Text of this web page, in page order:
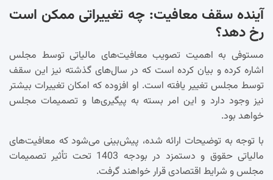
آینده سقف معافیت: چه تغییراتی ممکن است
رخ دهد؟
مستوفی به اهمیت تصویب معافیت‌های مالیاتی توسط مجلس
اشاره کرده و بیان کرده است که در سال‌های گذشته نیز این سقف
توسط مجلس تغییر یافته است. او افزوده که امکان تغییرات بیشتر
نیز وجود دارد و این امر بسته به پیگیری‌ها و تصمیمات مجلس
خواهد بود.
با توجه به توضیحات ارائه شده، پیش‌بینی می‌شود که معافیت‌های
مالیاتی حقوق و دستمزد در بودجه 1403 تحت تأثیر تصمیمات
مجلس و شرایط اقتصادی قرار خواهند گرفت.